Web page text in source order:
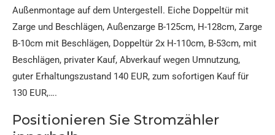
Außenmontage auf dem Untergestell. Eiche Doppeltür mit
Zarge und Beschlägen, Außenzarge B-125cm, H-128cm, Zarge
B-10cm mit Beschlägen, Doppeltür 2x H-110cm, B-53cm, mit
Beschlägen, privater Kauf, Abverkauf wegen Umnutzung,
guter Erhaltungszustand 140 EUR, zum sofortigen Kauf für
130 EUR,….
Positionieren Sie Stromzähler